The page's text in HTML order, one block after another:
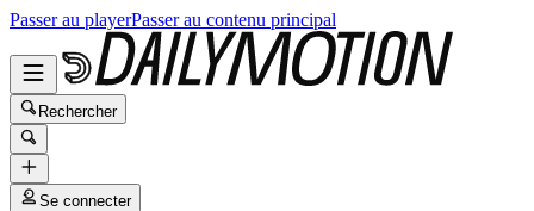
Passer au playerPasser au contenu principal
Rechercher
Se connecter